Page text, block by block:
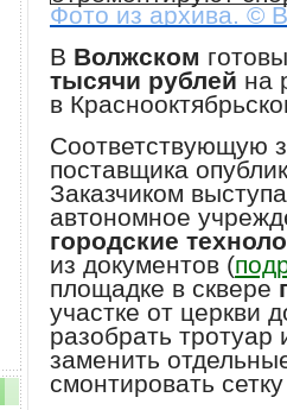
Фото из архива. ©
В Волжском
тысячи рублей на
в
Соответствующую
поставщика
Заказчиком
автономное
городские
из документов (
площадке в сквере
участке от церкви
разобрать
заменить
смонтировать